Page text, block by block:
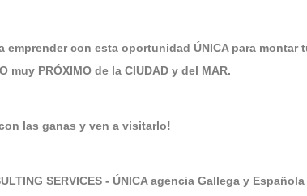
emprender con esta oportunidad ÚNICA para montar
muy PRÓXIMO de la CIUDAD y del MAR.
las ganas y ven a visitarlo!
SERVICES - ÚNICA agencia Gallega y